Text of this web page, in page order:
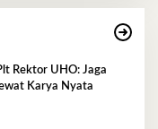
Rektor UHO: Jaga
Karya Nyata